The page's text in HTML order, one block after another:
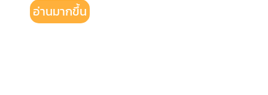
อ่านมากขึ้น